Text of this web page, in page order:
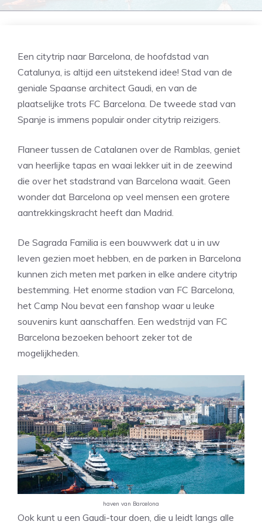
Een citytrip naar Barcelona, de hoofdstad van
Catalunya, is altijd een uitstekend idee! Stad van de
geniale Spaanse architect Gaudi, en van de
plaatselijke trots FC Barcelona. De tweede stad van
Spanje is immens populair onder citytrip reizigers.
Flaneer tussen de Catalanen over de Ramblas, geniet
van heerlijke tapas en waai lekker uit in de zeewind
die over het stadstrand van Barcelona waait. Geen
wonder dat Barcelona op veel mensen een grotere
aantrekkingskracht heeft dan Madrid.
De Sagrada Familia is een bouwwerk dat u in uw
leven gezien moet hebben, en de parken in Barcelona
kunnen zich meten met parken in elke andere citytrip
bestemming. Het enorme stadion van FC Barcelona,
het Camp Nou bevat een fanshop waar u leuke
souvenirs kunt aanschaffen. Een wedstrijd van FC
Barcelona bezoeken behoort zeker tot de
mogelijkheden.
haven van Barcelona
Ook kunt u een Gaudi-tour doen, die u leidt langs alle